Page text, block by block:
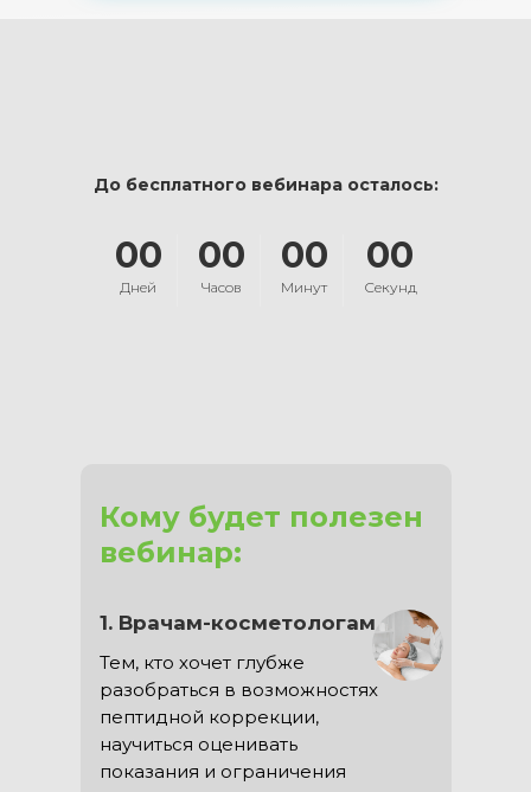
До бесплатного вебинара осталось:
00
Дней
00
Часов
00
Минут
00
Секунд
Кому будет полезен
вебинар:
1. Врачам-косметологам
Тем, кто хочет глубже
разобраться в возможностях
пептидной коррекции,
научиться оценивать
показания и ограничения